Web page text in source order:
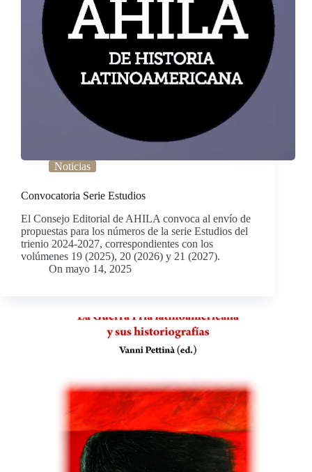
Noticias
Convocatoria Serie Estudios
El Consejo Editorial de AHILA convoca al envío de
propuestas para los números de la serie Estudios del
trienio 2024-2027, correspondientes con los
volúmenes 19 (2025), 20 (2026) y 21 (2027).
On mayo 14, 2025